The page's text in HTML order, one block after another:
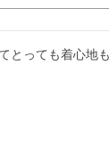
とっても着心地